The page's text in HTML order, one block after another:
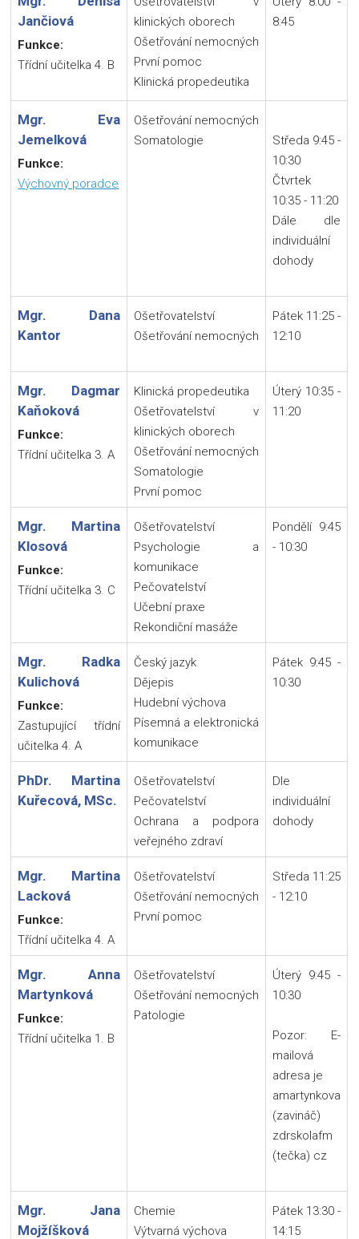
Jančiová
Funkce:
Třídní učitelka 4. B
klinických oborech
Ošetřování nemocných
První pomoc
Klinická propedeutika
8:45
Mgr. Eva
Jemelková
Funkce:
Výchovný poradce
Ošetřování nemocných
Somatologie
Středa 9:45 -
10:30
Čtvrtek
10:35 - 11:20
Dále dle
individuální
dohody
Mgr. Dana
Kantor
Ošetřovatelství
Ošetřování nemocných
Pátek 11:25 -
12:10
Mgr. Dagmar
Kaňoková
Funkce:
Třídní učitelka 3. A
Klinická propedeutika
Ošetřovatelství v
klinických oborech
Ošetřování nemocných
Somatologie
První pomoc
Úterý 10:35 -
11:20
Mgr. Martina
Klosová
Funkce:
Třídní učitelka 3. C
Ošetřovatelství
Psychologie a
komunikace
Pečovatelství
Učební praxe
Rekondiční masáže
Pondělí 9:45
- 10:30
Mgr. Radka
Kulichová
Funkce:
Zastupující třídní
učitelka 4. A
Český jazyk
Dějepis
Hudební výchova
Písemná a elektronická
komunikace
Pátek 9:45 -
10:30
PhDr. Martina
Kuřecová, MSc.
Ošetřovatelství
Pečovatelství
Ochrana a podpora
veřejného zdraví
Dle
individuální
dohody
Mgr. Martina
Lacková
Funkce:
Třídní učitelka 4. A
Ošetřovatelství
Ošetřování nemocných
První pomoc
Středa 11:25
- 12:10
Mgr. Anna
Martynková
Funkce:
Třídní učitelka 1. B
Ošetřovatelství
Ošetřování nemocných
Patologie
Úterý 9:45 -
10:30
Pozor: E-
mailová
adresa je
amartynkova
(zavináč)
zdrskolafm
(tečka) cz
Mgr. Jana
Mojžíšková
Chemie
Výtvarná výchova
Pátek 13:30 -
14:15